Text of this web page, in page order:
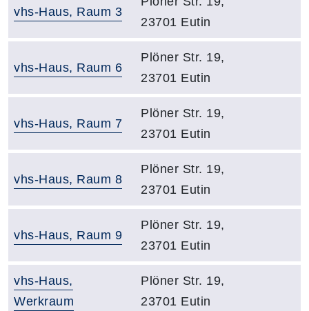
Raumbezeichnung:
vhs-Haus, Raum 3
23701 Eutin
Raumbezeichnung:
vhs-Haus, Raum 6
Adresse:
Plöner Str. 19,
23701 Eutin
Raumbezeichnung:
vhs-Haus, Raum 7
Adresse:
Plöner Str. 19,
23701 Eutin
Raumbezeichnung:
vhs-Haus, Raum 8
Adresse:
Plöner Str. 19,
23701 Eutin
Raumbezeichnung:
vhs-Haus, Raum 9
Adresse:
Plöner Str. 19,
23701 Eutin
Raumbezeichnung:
vhs-Haus,
Werkraum
Adresse:
Plöner Str. 19,
23701 Eutin